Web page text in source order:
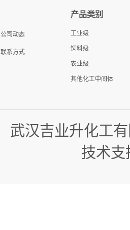
公司动态
联系方式
产品类别
工业级
饲料级
农业级
其他化工中间体
武汉吉业升化工
技术